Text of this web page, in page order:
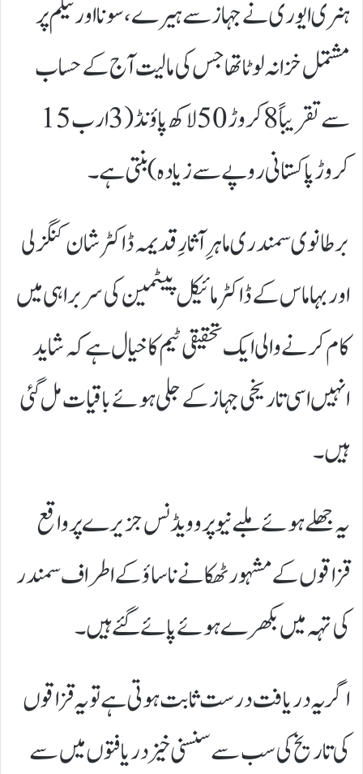
ہنری ایوری نے جہاز سے ہیرے، سونا اور نیلم پر
مشتمل خزانہ لوٹا تھا جس کی مالیت آج کے حساب
سے تقریباً 8 کروڑ 50 لاکھ پاؤنڈ (3 ارب 15
کروڑ پاکستانی روپے سے زیادہ) بنتی ہے۔
برطانوی سمندری ماہرِ آثارِ قدیمہ ڈاکٹر شان کنگزلی
اور بہاماس کے ڈاکٹر مائیکل پیٹمین کی سربراہی میں
کام کرنے والی ایک تحقیقی ٹیم کا خیال ہے کہ شاید
انہیں اسی تاریخی جہاز کے جلی ہوئے باقیات مل گئی
ہیں۔
یہ جھلے ہوئے ملبے نیو پروویڈنس جزیرے پر واقع
قزاقوں کے مشہور ٹھکانے ناساؤ کے اطراف سمندر
کی تہہ میں بکھرے ہوئے پائے گئے ہیں۔
اگر یہ دریافت درست ثابت ہوتی ہے تو یہ قزاقوں
کی تاریخ کی سب سے سنسنی خیز دریافتوں میں سے